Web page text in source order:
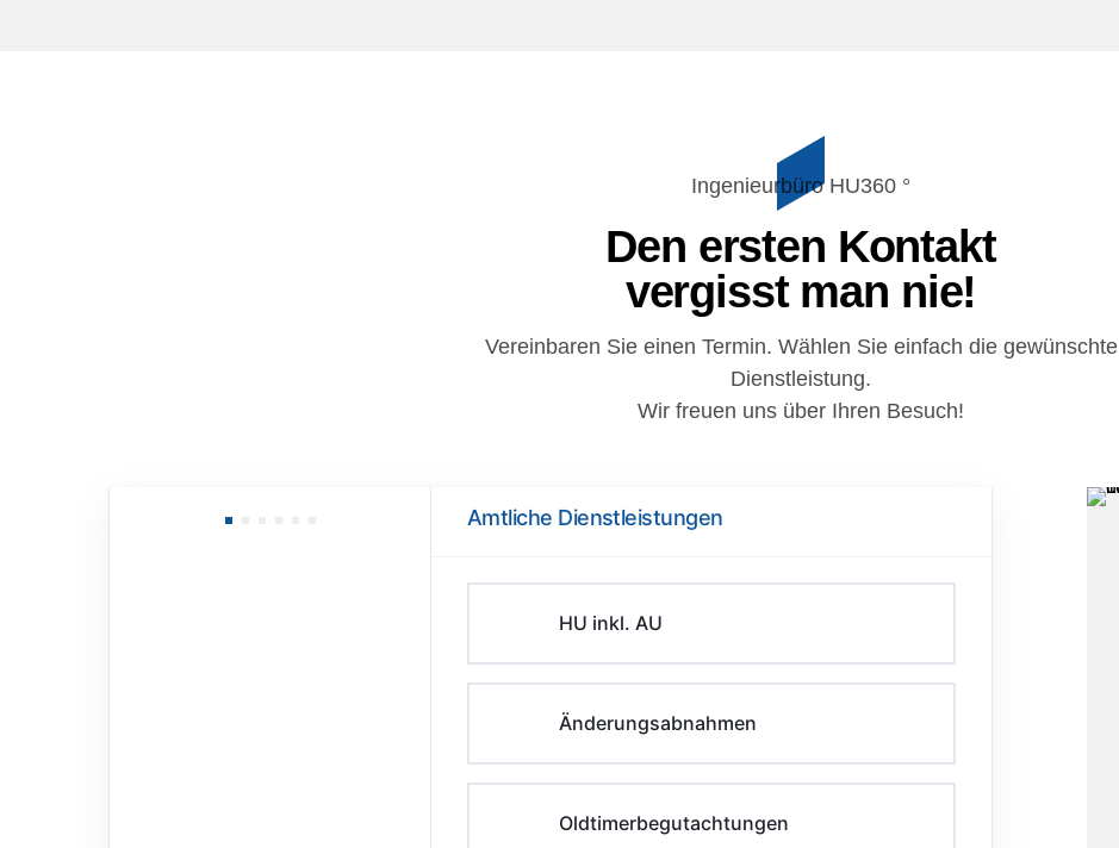
Ingenieurbüro HU360 °
Den ersten Kontakt
vergisst man nie!
Vereinbaren Sie einen Termin. Wählen Sie einfach die gewünschte
Dienstleistung.
Wir freuen uns über Ihren Besuch!
Amtliche Dienstleistungen
HU inkl. AU
Änderungsabnahmen
Oldtimerbegutachtungen